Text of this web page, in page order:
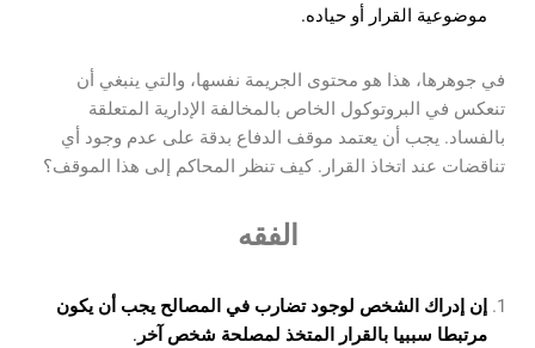
موضوعية القرار أو حياده.
في جوهرها، هذا هو محتوى الجريمة نفسها، والتي ينبغي أن
تنعكس في البروتوكول الخاص بالمخالفة الإدارية المتعلقة
بالفساد. يجب أن يعتمد موقف الدفاع بدقة على عدم وجود أي
تناقضات عند اتخاذ القرار. كيف تنظر المحاكم إلى هذا الموقف؟
الفقه
إن إدراك الشخص لوجود تضارب في المصالح يجب أن يكون
مرتبطا سببيا بالقرار المتخذ لمصلحة شخص آخر .